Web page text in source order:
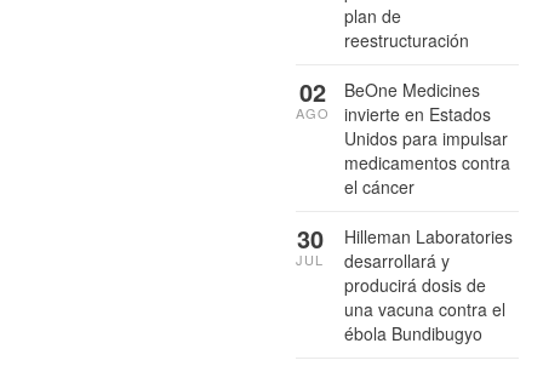
plan de
reestructuración
BeOne Medicines
invierte en Estados
Unidos para impulsar
medicamentos contra
el cáncer
02
AGO
Hilleman Laboratories
desarrollará y
producirá dosis de
una vacuna contra el
ébola Bundibugyo
30
JUL